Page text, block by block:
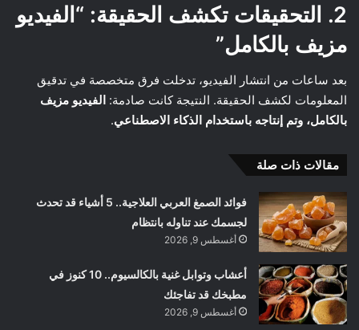
2. التحقيقات تكشف الحقيقة: “الفيديو
مزيف بالكامل”
بعد ساعات من انتشار الفيديو، تدخلت فرق متخصصة في تدقيق
المعلومات لكشف الحقيقة. النتيجة كانت صادمة: الفيديو مزيف
بالكامل، وتم إنتاجه باستخدام الذكاء الاصطناعي.
مقالات ذات صلة
فوائد الصمغ العربي العلاجية.. 5 أشياء قد تحدث
لجسمك عند تناوله بانتظام
أغسطس 9, 2026
أعشاب وتوابل غنية بالكالسيوم.. 10 كنوز في
مطبخك قد تفاجئك
أغسطس 9, 2026